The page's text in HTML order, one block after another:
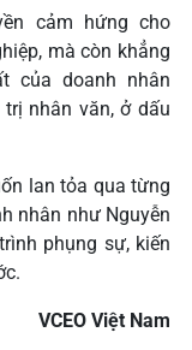
cảm hứng cho
mà còn khẳng
của doanh nhân
nhân văn, ở dấu
lan tỏa qua từng
nhân như Nguyễn
phụng sự, kiến
VCEO Việt Nam